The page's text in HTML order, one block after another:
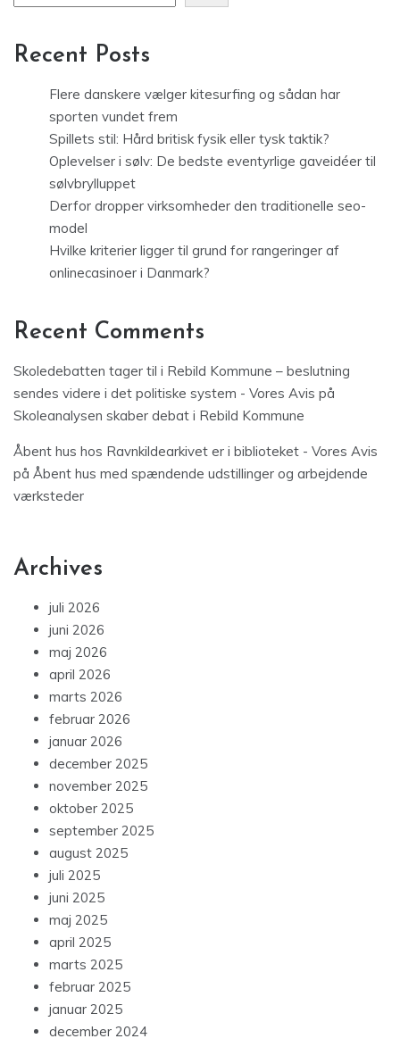
Recent Posts
Flere danskere vælger kitesurfing og sådan har
sporten vundet frem
Spillets stil: Hård britisk fysik eller tysk taktik?
Oplevelser i sølv: De bedste eventyrlige gaveidéer til
sølvbrylluppet
Derfor dropper virksomheder den traditionelle seo-
model
Hvilke kriterier ligger til grund for rangeringer af
onlinecasinoer i Danmark?
Recent Comments
Skoledebatten tager til i Rebild Kommune – beslutning
sendes videre i det politiske system - Vores Avis på
Skoleanalysen skaber debat i Rebild Kommune
Åbent hus hos Ravnkildearkivet er i biblioteket - Vores Avis
på Åbent hus med spændende udstillinger og arbejdende
værksteder
Archives
juli 2026
juni 2026
maj 2026
april 2026
marts 2026
februar 2026
januar 2026
december 2025
november 2025
oktober 2025
september 2025
august 2025
juli 2025
juni 2025
maj 2025
april 2025
marts 2025
februar 2025
januar 2025
december 2024